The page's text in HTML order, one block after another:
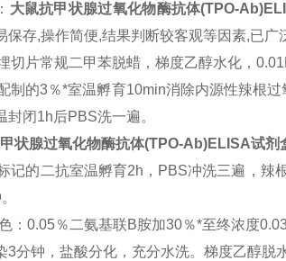
大鼠抗甲状腺过氧化物酶抗体(TPO-
保存,操作简便,结果判断较客观等因素,已广
切片常规二甲苯脱蜡，梯度乙醇水化，
制的3％*室温孵育10min消除内源性辣根
封闭1h后PBS洗一遍。
状腺过氧化物酶抗体(TPO-Ab)ELISA试剂
记的二抗室温孵育2h，PBS冲洗三遍，辣
：0.05％二氨基联B胺加30％*至终浓度
3分钟，盐酸分化，充分水洗。梯度乙醇脱